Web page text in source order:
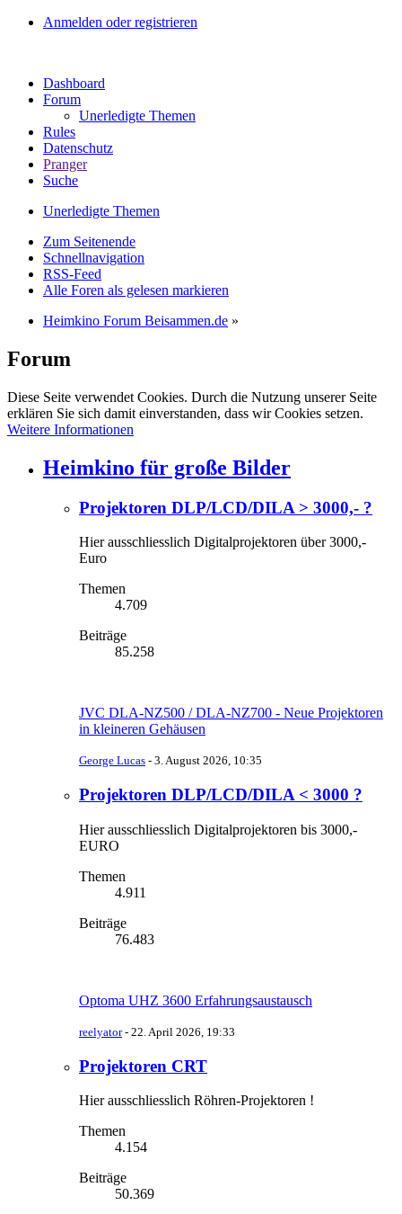
Anmelden oder registrieren
Dashboard
Forum
Unerledigte Themen
Rules
Datenschutz
Pranger
Suche
Unerledigte Themen
Zum Seitenende
Schnellnavigation
RSS-Feed
Alle Foren als gelesen markieren
Heimkino Forum Beisammen.de »
Forum
Diese Seite verwendet Cookies. Durch die Nutzung unserer Seite
erklären Sie sich damit einverstanden, dass wir Cookies setzen.
Weitere Informationen
Heimkino für große Bilder
Projektoren DLP/LCD/DILA > 3000,- ?
Hier ausschliesslich Digitalprojektoren über 3000,-
Euro
Themen
4.709
Beiträge
85.258
JVC DLA-NZ500 / DLA-NZ700 - Neue Projektoren
in kleineren Gehäusen
George Lucas - 3. August 2026, 10:35
Projektoren DLP/LCD/DILA < 3000 ?
Hier ausschliesslich Digitalprojektoren bis 3000,-
EURO
Themen
4.911
Beiträge
76.483
Optoma UHZ 3600 Erfahrungsaustausch
reelyator- 22. April 2026, 19:33
Projektoren CRT
Hier ausschliesslich Röhren-Projektoren !
Themen
4.154
Beiträge
50.369